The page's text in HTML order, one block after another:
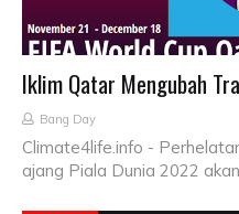
Iklim Qatar Mengubah
Bang Day
Climate4life.info -
ajang Piala Dunia 2022